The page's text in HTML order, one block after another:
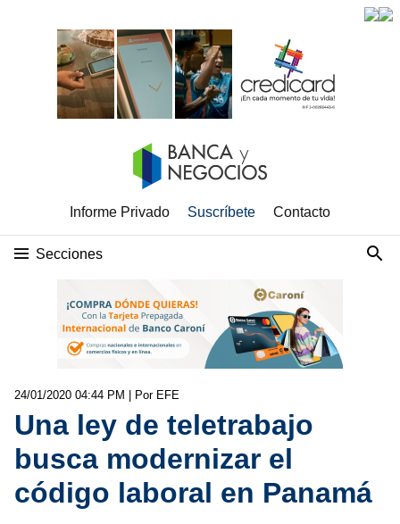
Informe Privado Suscríbete Contacto
Secciones
24/01/2020 04:44 PM | Por EFE
Una ley de teletrabajo
busca modernizar el
código laboral en Panamá